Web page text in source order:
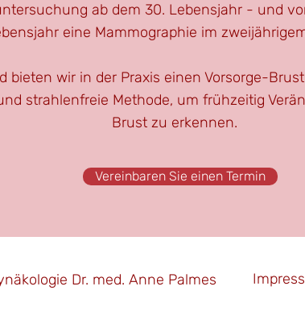
ab dem 30. Lebensjahr - und
eine Mammographie im
bieten wir in der Praxis einen Vorsorge-Bru
strahlenfreie Methode, um frühzeitig
Brust zu erkennen.
Vereinbaren Sie einen Termin
Dr. med. Anne Palmes